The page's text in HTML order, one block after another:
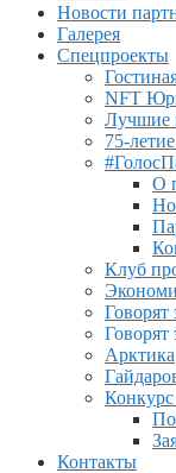
Новости
Галерея
Спецпроекты
NFT
Лучшие
75-
О
Клуб
Арктика
Контакты